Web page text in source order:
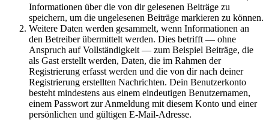
Informationen über die von dir gelesenen Beiträge zu
speichern, um die ungelesenen Beiträge markieren zu können.
Weitere Daten werden gesammelt, wenn Informationen an
den Betreiber übermittelt werden. Dies betrifft — ohne
Anspruch auf Vollständigkeit — zum Beispiel Beiträge, die
als Gast erstellt werden, Daten, die im Rahmen der
Registrierung erfasst werden und die von dir nach deiner
Registrierung erstellten Nachrichten. Dein Benutzerkonto
besteht mindestens aus einem eindeutigen Benutzernamen,
einem Passwort zur Anmeldung mit diesem Konto und einer
persönlichen und gültigen E-Mail-Adresse.